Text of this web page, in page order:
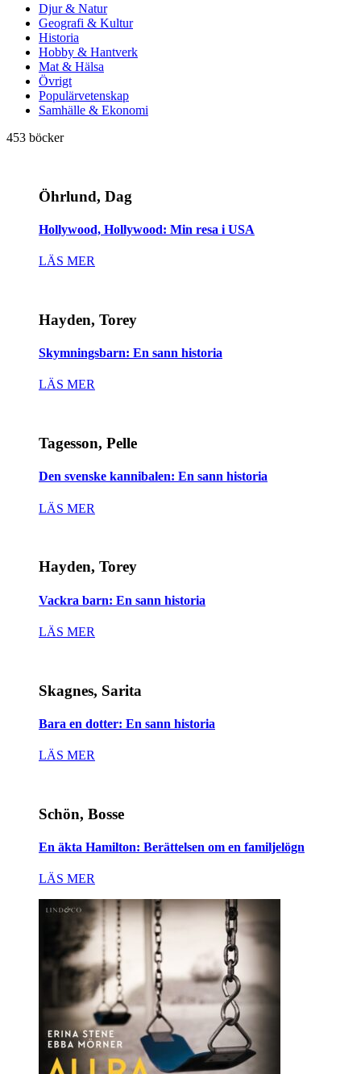
Djur & Natur
Geografi & Kultur
Historia
Hobby & Hantverk
Mat & Hälsa
Övrigt
Populärvetenskap
Samhälle & Ekonomi
453 böcker
Öhrlund, Dag
Hollywood, Hollywood: Min resa i USA
LÄS MER
Hayden, Torey
Skymningsbarn: En sann historia
LÄS MER
Tagesson, Pelle
Den svenske kannibalen: En sann historia
LÄS MER
Hayden, Torey
Vackra barn: En sann historia
LÄS MER
Skagnes, Sarita
Bara en dotter: En sann historia
LÄS MER
Schön, Bosse
En äkta Hamilton: Berättelsen om en familjelögn
LÄS MER